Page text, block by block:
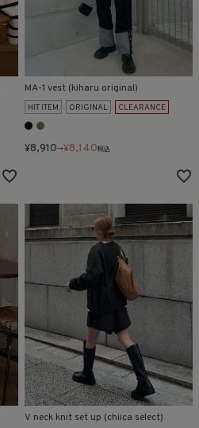
MA-1 vest (kiharu original)
HIT ITEM ORIGINAL CLEARANCE
¥8,910→¥8,140税込
V neck knit set up (chiica select)